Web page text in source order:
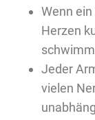
Wenn
Herzen
Jeder
vielen